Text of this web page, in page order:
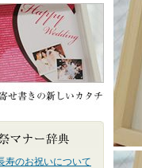
寿のお祝いについて